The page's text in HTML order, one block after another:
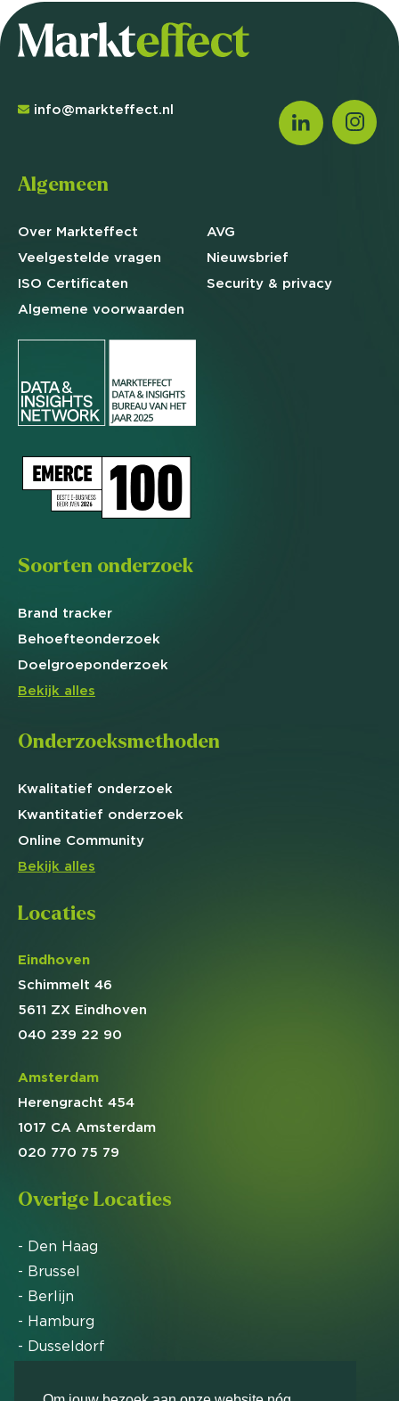
info@markteffect.nl
Algemeen
Over Markteffect
Veelgestelde vragen
ISO Certificaten
Algemene voorwaarden
AVG
Nieuwsbrief
Security & privacy
Soorten onderzoek
Brand tracker
Behoefteonderzoek
Doelgroeponderzoek
Bekijk alles
Onderzoeksmethoden
Kwalitatief onderzoek
Kwantitatief onderzoek
Online Community
Bekijk alles
Locaties
Eindhoven
Schimmelt 46
5611 ZX Eindhoven
040 239 22 90
Amsterdam
Herengracht 454
1017 CA Amsterdam
020 770 75 79
Overige Locaties
- Den Haag
- Brussel
- Berlijn
- Hamburg
- Dusseldorf